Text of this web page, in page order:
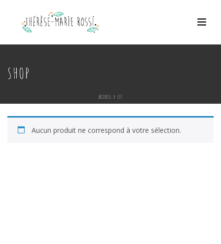
SHOP
ACCUEIL » LOT
Aucun produit ne correspond à votre sélection.